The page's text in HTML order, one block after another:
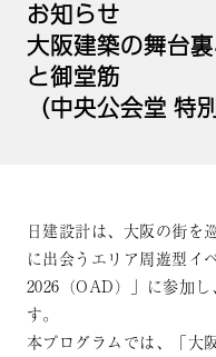
お知らせ
大阪建築の舞台
と御堂筋
（中央公会堂 特
日建設計は、大阪の街を
に出会うエリア周遊型
2026（OAD）」に参加
す。
本プログラムでは、「